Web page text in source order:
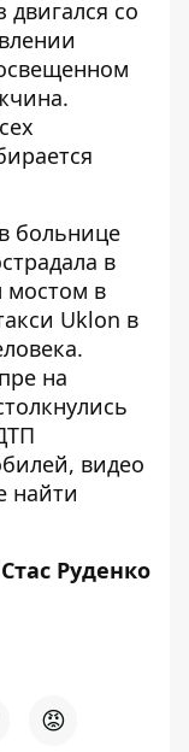
со
больнице
в
в
Uklon в
.
на
видео
найти
Стас Руденко
😡